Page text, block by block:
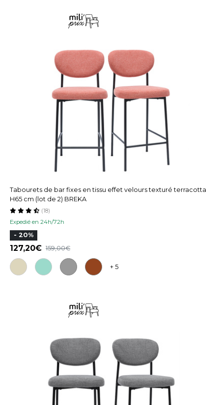
Tabourets de bar fixes en tissu effet velours texturé terracotta
H65 cm (lot de 2) BREKA
Expedié en 24h/72h
(18)
- 20%
127,20 159,00
+ 5